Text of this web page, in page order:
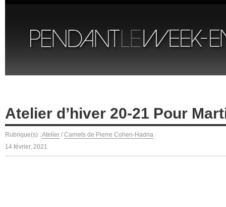
Atelier d’hiver 20-21 Pour
Rubrique(s) :Atelier / Carnets de Pierre Cohen-Hadria
14 février, 2021